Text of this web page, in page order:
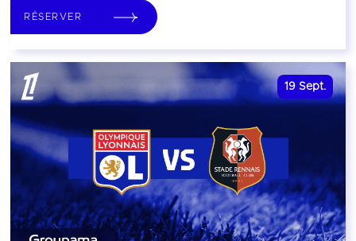
RÉSERVER
19 Sept.